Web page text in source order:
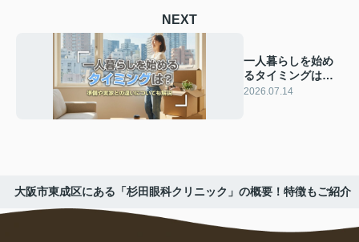
NEXT
一人暮らしを始め
るタイミングは？
準備や実家との違
2026.07.14
大阪市東成区にある「杉田眼科クリニック」の概要！特徴もご紹介